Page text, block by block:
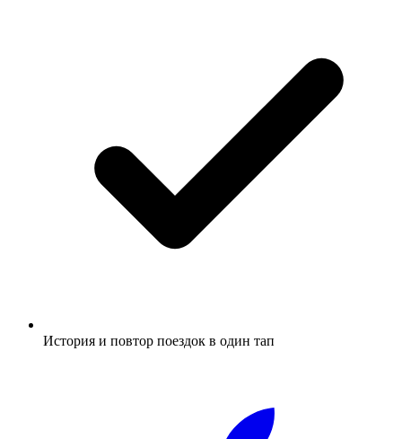
История и повтор поездок в один тап